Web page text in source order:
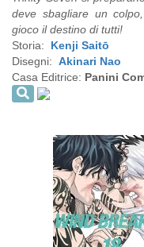
deve sbagliare un
gioco il destino di tutti!
Storia: Kenji Saitō
Disegni: Akinari Nao
Casa Editrice: Panini